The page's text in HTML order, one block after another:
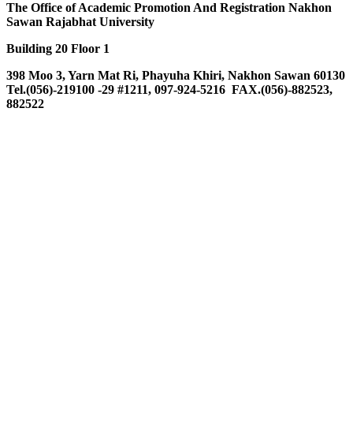
The Office of Academic Promotion And Registration Nakhon
Sawan Rajabhat University
Building 20 Floor 1
398 Moo 3, Yarn Mat Ri, Phayuha Khiri, Nakhon Sawan 60130
Tel.(056)-219100 -29 #1211, 097-924-5216 FAX.(056)-882523,
882522